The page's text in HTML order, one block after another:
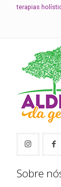
terapias
Sobre